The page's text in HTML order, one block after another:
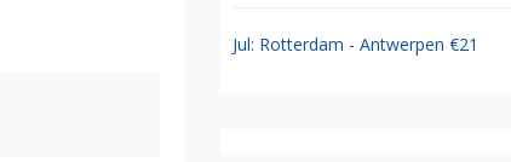
Jul: Rotterdam - Antwerpen €21